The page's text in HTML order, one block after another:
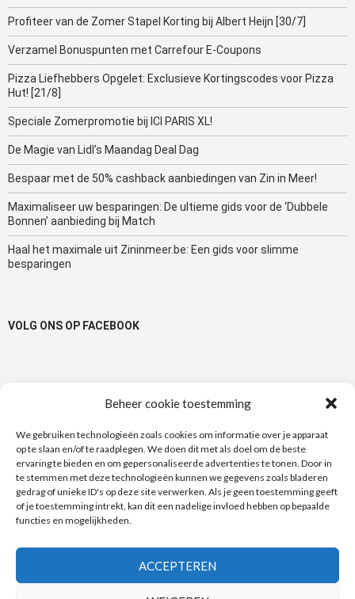
Beheer cookie toestemming
We gebruiken technologieën zoals cookies om informatie over je apparaat
op te slaan en/of te raadplegen. We doen dit met als doel om de beste
ervaring te bieden en om gepersonaliseerde advertenties te tonen. Door in
te stemmen met deze technologieën kunnen we gegevens zoals bladeren
gedrag of unieke ID's op deze site verwerken. Als je geen toestemming geeft
of je toestemming intrekt, kan dit een nadelige invloed hebben op bepaalde
functies en mogelijkheden.
ACCEPTEREN
Profiteer van de Zomer Stapel Korting bij Albert Heijn [30/7]
Verzamel Bonuspunten met Carrefour E-Coupons
Pizza Liefhebbers Opgelet: Exclusieve Kortingscodes voor Pizza
Hut! [21/8]
Speciale Zomerpromotie bij ICI PARIS XL!
De Magie van Lidl’s Maandag Deal Dag
Bespaar met de 50% cashback aanbiedingen van Zin in Meer!
Maximaliseer uw besparingen: De ultieme gids voor de ‘Dubbele
Bonnen’ aanbieding bij Match
Haal het maximale uit Zininmeer.be: Een gids voor slimme
besparingen
VOLG ONS OP FACEBOOK
1+11+1 gratis50%100% Terugbetaald actie
Albert Heijn Auchan bonbonnenBonuspunten
Carrefour Cup a Soup DanoneDelhaize deodorant Di douchegel
korting kortingen
Kruidvat Lidl Lotus Maes Match Metro Nieuwslijn Nivea Royal